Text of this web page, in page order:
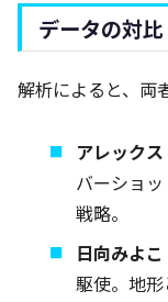
データの対
解析によると、両
アレックス
バーショ
戦略。
日向みよこ
駆使。地形